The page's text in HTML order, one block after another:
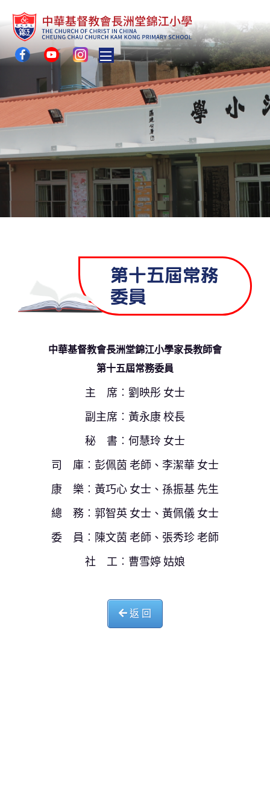
Toggle main menu visibility
第十五屆常務
委員
中華基督教會長洲堂錦江小學家長教師會
第十五屆常務委員
主 席︰劉映彤 女士
副主席︰黃永康 校長
秘 書︰何慧玲 女士
司 庫︰彭佩茵 老師、李潔華 女士
康 樂︰黃巧心 女士、孫振基 先生
總 務︰郭智英 女士、黃佩儀 女士
委 員︰陳文茵 老師、張秀珍 老師
社 工︰曹雪婷 姑娘
返 回